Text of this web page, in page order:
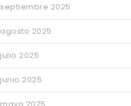
septiembre 2025
agosto 2025
julio 2025
junio 2025